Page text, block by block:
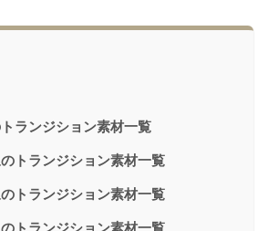
ランジション素材一覧
トランジション素材一覧
トランジション素材一覧